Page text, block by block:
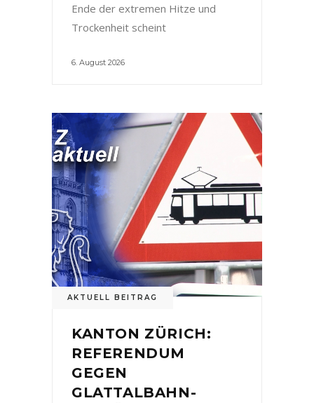
Ende der extremen Hitze und
Trockenheit scheint
6. August 2026
AKTUELL BEITRAG
KANTON ZÜRICH:
REFERENDUM
GEGEN
GLATTALBAHN-